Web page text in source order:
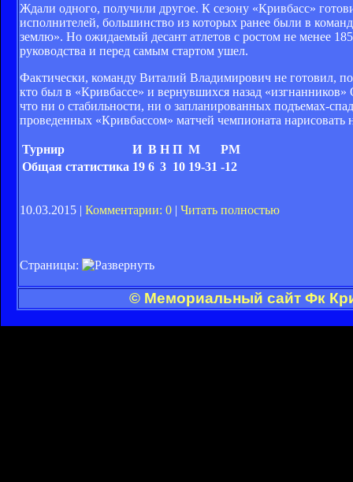
Ждали одного, получили другое. К сезону «Кривбасс»
исполнителей, большинство из которых ранее были в
землю». Но ожидаемый десант атлетов с ростом не менее
руководства и перед самым стартом ушел.
Фактически, команду Виталий Владимирович не готовил,
кто был в «Кривбассе» и вернувшихся назад
что ни о стабильности, ни о запланированных подъемах-
проведенных «Кривбассом» матчей чемпионата нарисовать
Турнир И В Н П М
РМ
Общая статистика 19 6 3 10 19-31 -12
10.03.2015 | Комментарии: 0 | Читать полностью
Страницы:
© Мемориальный сайт Фк